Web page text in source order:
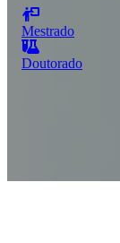
Mestrado
Doutorado